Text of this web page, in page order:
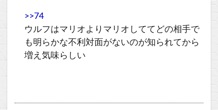
>>74
ウルフはマリオよりマリオしててどの相手で
も明らかな不利対面がないのが知られてから
増え気味らしい